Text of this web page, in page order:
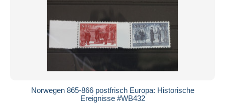
Norwegen 865-866 postfrisch Europa: Historische
Ereignisse #WB432